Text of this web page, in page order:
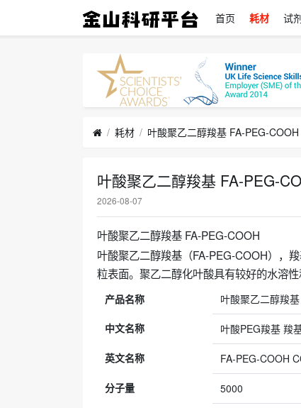
首页 耗材 试
耗材 叶酸聚乙二醇羧基 FA-PEG-COOH
叶酸聚乙二醇羧基 FA-PEG-
2026-08-07
叶酸聚乙二醇羧基 FA-PEG-COOH
叶酸聚乙二醇羧基（FA-PEG-COOH），
粒表面。聚乙二醇化叶酸具有较好的水溶
产品名称 叶酸聚乙二醇羧
中文名称 叶酸PEG羧基 羧
英文名称 FA-PEG-COOH
分子量 5000